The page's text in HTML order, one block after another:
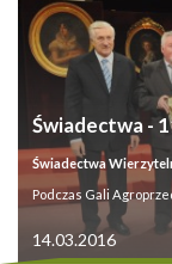
Świadectwa -
Świadectwa
Podczas Gali
14.03.2016